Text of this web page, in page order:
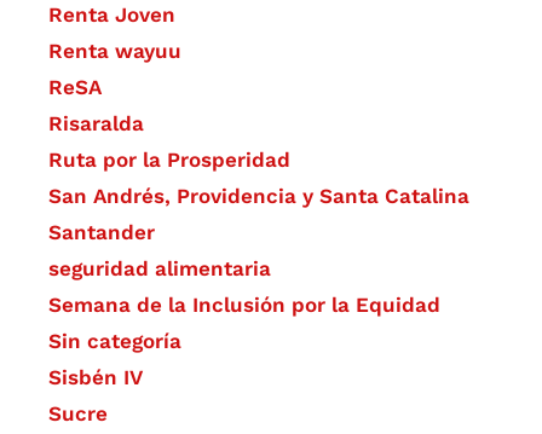
Renta Joven
Renta wayuu
ReSA
Risaralda
Ruta por la Prosperidad
San Andrés, Providencia y Santa Catalina
Santander
seguridad alimentaria
Semana de la Inclusión por la Equidad
Sin categoría
Sisbén IV
Sucre